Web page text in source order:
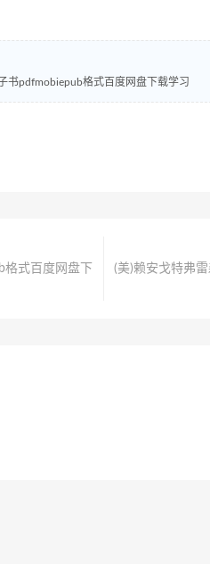
书pdfmobiepub格式百度网盘下载学习
格式百度网盘下
(美)赖安戈特弗